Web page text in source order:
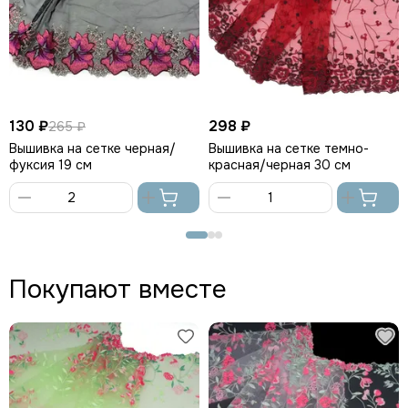
130 ₽265 ₽
Вышивка на сетке черная/
фуксия 19 см
корзину
298 ₽
Вышивка на сетке темно-
красная/черная 30 см
Покупают вместе